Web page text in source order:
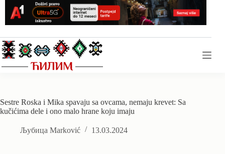
content
Sestre Roska i Mika spavaju sa ovcama, nemaju krevet: Sa
kučićima dele i ono malo hrane koju imaju
Љубица Marković 13.03.2024